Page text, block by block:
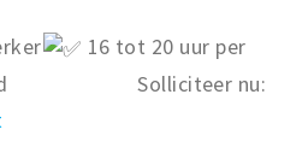
16 tot 20 uur per
Solliciteer nu: